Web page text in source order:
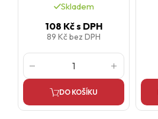
Skladem
108 Kčs DPH
89 Kčbez DPH
DO KOŠÍKU